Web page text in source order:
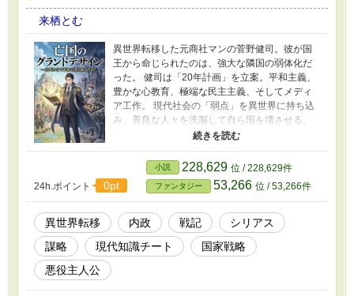
来栖とむ
異世界転移した元商社マンの菅野健司。彼が国
王から命じられたのは、強大な隣国の弱体化だ
った。 健司は「20年計画」を立案。平和主義、
豊かな心教育、極端な民主主義、そしてメディ
ア工作。 現代社会の「弱点」を異世界に持ち込
み、善良な人々を洗脳して自ら国を壊させる。
「理想」で国を殺す、禁断の亡国シミュレーシ
ョン、開幕。
24h.ポイント 0pt
小説 228,629 位 / 228,629件
ファンタジー 53,266 位 / 53,266件
異世界転移 内政 戦記
シリアス
謀略
現代知識チート
国家戦略
悪役主人公